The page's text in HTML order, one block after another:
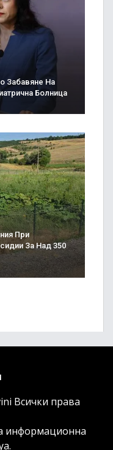
Забавяне На
Болница
При
За Над 350
Всички права
информационна
.